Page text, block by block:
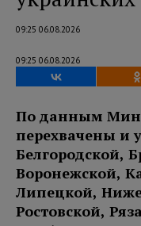
09:25 06.08.2026
09:25 06.08.2026
По данным
перехвачены и
Белгородской,
Воронежской,
Липецкой,
Ростовской,